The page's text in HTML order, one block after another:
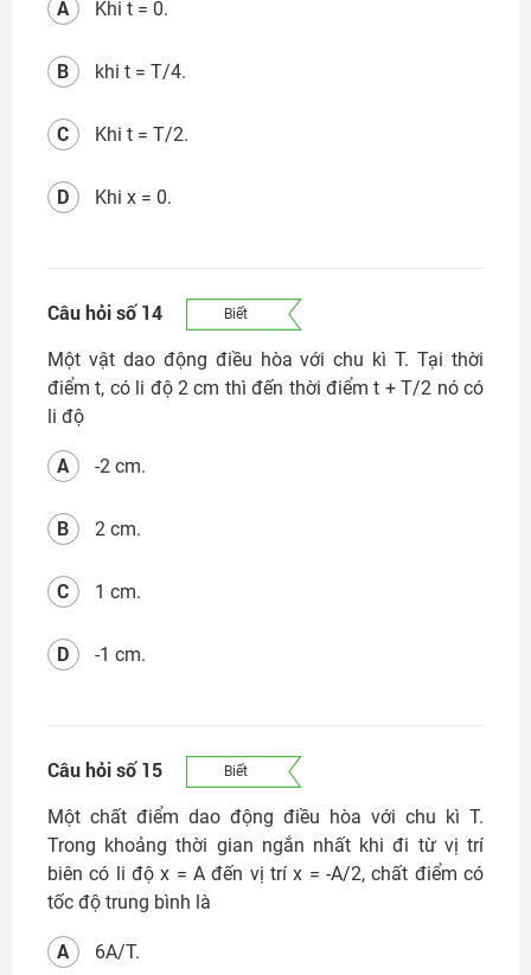
Khi t = 0.
A
khi t = T/4.
B
Khi t = T/2.
C
Khi x = 0.
D
Câu hỏi số 14 Biết
Một vật dao động điều hòa với chu kì T. Tại thời
điểm t, có li độ 2 cm thì đến thời điểm t + T/2 nó có
li độ
-2 cm.
A
2 cm.
B
1 cm.
C
-1 cm.
D
Câu hỏi số 15 Biết
Một chất điểm dao động điều hòa với chu kì T.
Trong khoảng thời gian ngắn nhất khi đi từ vị trí
biên có li độ x = A đến vị trí x = -A/2, chất điểm có
tốc độ trung bình là
6A/T.
A